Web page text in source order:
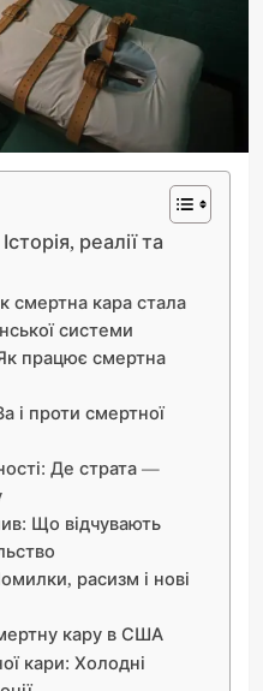
реалії та
смертна кара стала
системи
працює смертна
і проти смертної
Де страта —
Що відчувають
расизм і нові
кару в США
кари: Холодні